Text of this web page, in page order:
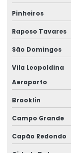
Empresa de
Empresa
Empresa
Empresa
Empresa de
Empresa de
Engenharia Civil
Engenharia civil
Pinheiros
Raposo Tavares
São Domingos
Vila Leopoldina
Aeroporto
Brooklin
Campo Grande
Capão Redondo